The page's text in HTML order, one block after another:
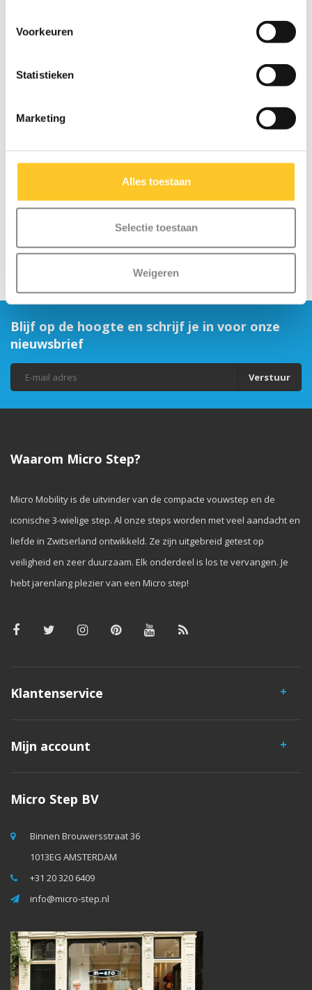
Voorkeuren
Statistieken
Marketing
Alles toestaan
Selectie toestaan
Weigeren
Sluitklem Suspension
(3127)
Blijf op de hoogte en schrijf je in voor onze
nieuwsbrief
Verstuur
Waarom Micro Step?
Micro Mobility is de uitvinder van de compacte vouwstep en de
iconische 3-wielige step. Al onze steps worden met veel aandacht en
liefde in Zwitserland ontwikkeld. Ze zijn uitgebreid getest op
veiligheid en zeer duurzaam. Elk onderdeel is los te vervangen. Je
hebt jarenlang plezier van een Micro step!
Klantenservice
Mijn account
Micro Step BV
Binnen Brouwersstraat 36
1013EG AMSTERDAM
+31 20 320 6409
info@micro-step.nl